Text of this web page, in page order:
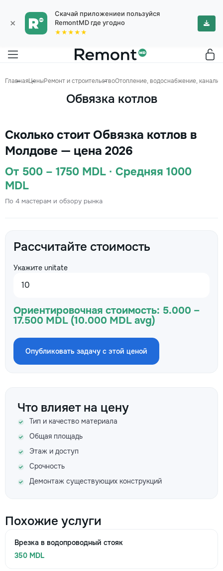
×
Скачай приложениеи пользуйся
RemontMD где угодно
★★★★★
ГлавнаяЦеныРемонт и строительствоОтопление, водоснабжение,
Обвязка котлов
Сколько стоит Обвязка котлов в
Молдове — цена 2026
От 500 – 1750 MDL · Средняя 1000
MDL
По 4 мастерам и обзору рынка
Рассчитайте стоимость
Укажите unitate
Ориентировочная стоимость: 5.000 –
17.500 MDL (10.000 MDL avg)
Опубликовать задачу с этой ценой
Что влияет на цену
Тип и качество материала
Общая площадь
Этаж и доступ
Срочность
Демонтаж существующих конструкций
Похожие услуги
Врезка в водопроводный стояк
350 MDL